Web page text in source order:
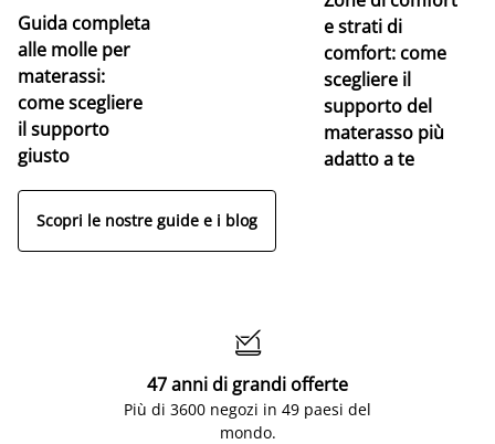
Guida completa
alle molle per
materassi:
come scegliere
il supporto
giusto
e strati di
comfort: come
scegliere il
supporto del
materasso più
adatto a te
Scopri le nostre guide e i blog

47 anni di grandi offerte
Più di 3600 negozi in 49 paesi del
mondo.